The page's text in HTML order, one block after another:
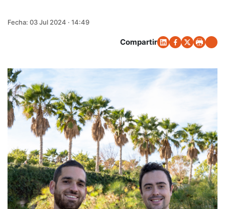
Fecha: 03 Jul 2024 · 14:49
Compartir